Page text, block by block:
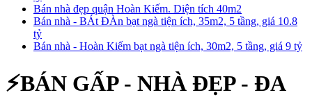
Bán nhà đẹp quận Hoàn Kiếm. Diện tích 40m2
Bán nhà - BÁt ĐÀn bạt ngà tiện ích, 35m2, 5 tầng, giá 10.8
tỷ
Bán nhà - Hoàn Kiếm bạt ngà tiện ích, 30m2, 5 tầng, giá 9 tỷ
⚡️BÁN GẤP - NHÀ ĐẸP - ĐA